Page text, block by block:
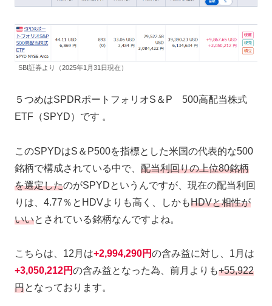
SBI証券より（2025年1月31日現在）
５つめはSPDRポートフォリオS＆P 500高配当株式
ETF（SPYD）です 。
このSPYDはS＆P500を指標とした米国の代表的な500
銘柄で構成されている中で、 配当利回りの上位80銘柄
を選定したのがSPYDというんですが、現在の配当利回
りは、4.77％とHDVよりも高く、しかもHDVと相性が
いいとされている銘柄なんですよね。
こちらは、12月は+2,994,290円の含み益に対し、1月は
+3,050,212円の含み益となった為、前月よりも+55,922
円となっております。